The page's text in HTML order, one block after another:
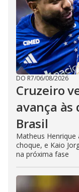
DO R7/06/08/2026
Cruzeiro
avança às
Brasil
Matheus
choque, e Kaio
na próxima fase